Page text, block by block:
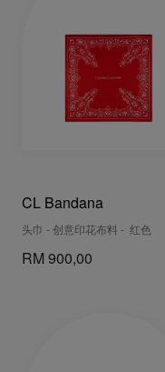
CL Bandana
头巾 - 创意印花布料 - 红色
RM 900,00